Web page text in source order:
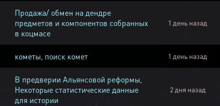
Продажа/ обмен на дендре
предметов и компонентов собранных
в коцмасе
1 день назад
кометы, поиск комет 1 день назад
В предверии Альянсовой реформы,
Некоторые статистические данные
для истории
2 дня назад